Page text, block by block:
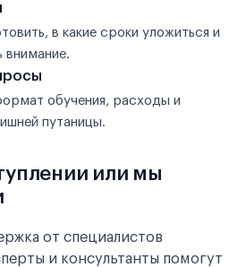
в какие сроки уложиться и
внимание.
обучения, расходы и
путаницы.
или мы
от специалистов
и консультанты помогут